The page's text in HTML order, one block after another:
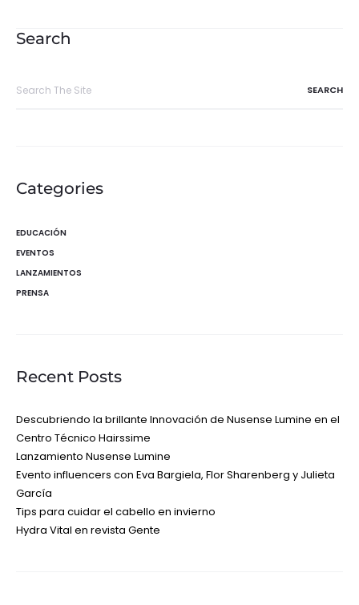
entradas
Search
Categories
EDUCACIÓN
EVENTOS
LANZAMIENTOS
PRENSA
Recent Posts
Descubriendo la brillante Innovación de Nusense Lumine en el
Centro Técnico Hairssime
Lanzamiento Nusense Lumine
Evento influencers con Eva Bargiela, Flor Sharenberg y Julieta
García
Tips para cuidar el cabello en invierno
Hydra Vital en revista Gente